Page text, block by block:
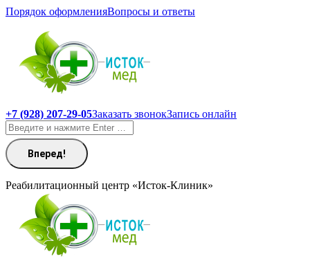
Перейти
содержанию
Порядок оформленияВопросы и ответы
+7 (928) 207-29-05Заказать звонокЗапись онлайн
Поиск:
Реабилитационный центр «Исток-Клиник»